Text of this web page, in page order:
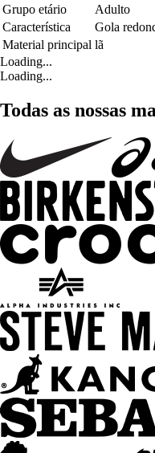
Grupo etário
Adulto
Característica
Gola
Material principal lã
Loading...
Loading...
Todas as nossas